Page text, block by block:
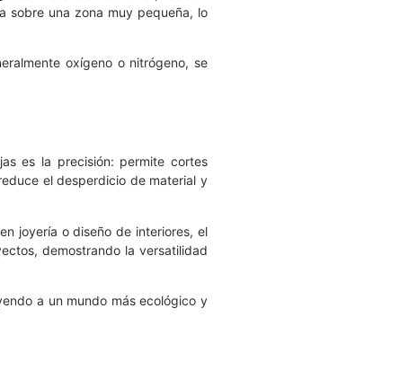
sobre una zona muy pequeña, lo
oxígeno o nitrógeno, se
es la precisión: permite cortes
el desperdicio de material y
joyería o diseño de interiores, el
demostrando la versatilidad
a un mundo más ecológico y